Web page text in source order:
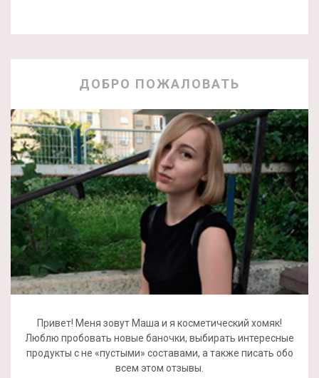
ДОБРО ПОЖАЛОВАТЬ
Привет! Меня зовут Маша и я косметический хомяк!
Люблю пробовать новые баночки, выбирать интересные
продукты с не «пустыми» составами, а также писать обо
всем этом отзывы.